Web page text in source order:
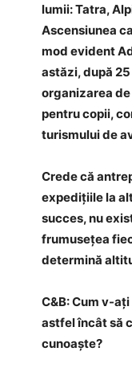
lumii: Tatra,
Ascensiunea
mod evident
astăzi, după
organizarea
pentru copii,
turismului de
Crede că
expedițiile la
succes, nu
frumusețea
determină
C&B: Cum v-
astfel încât să
cunoaște?